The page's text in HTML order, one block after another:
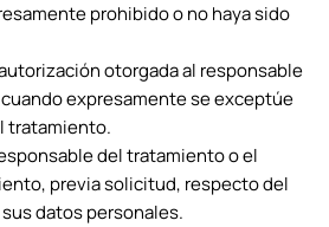
prohibido o no haya sido
otorgada al responsable
expresamente se exceptúe
tratamiento.
del tratamiento o el
previa solicitud, respecto del
datos personales.